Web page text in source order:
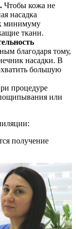
Чтобы кожа не
насадка
минимуму
ткани.
благодаря тому,
насадки. В
большую
процедуре
или
получение